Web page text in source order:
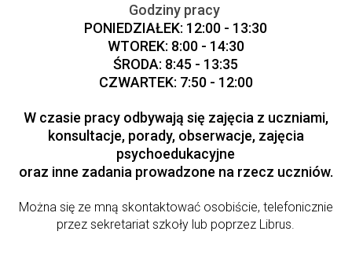
Godziny pracy
PONIEDZIAŁEK: 12:00 - 13:30
WTOREK: 8:00 - 14:30
ŚRODA: 8:45 - 13:35
CZWARTEK: 7:50 - 12:00
W czasie pracy odbywają się zajęcia z uczniami,
konsultacje, porady, obserwacje, zajęcia
psychoedukacyjne
oraz inne zadania prowadzone na rzecz uczniów.
Można się ze mną skontaktować osobiście, telefonicznie
przez sekretariat szkoły lub poprzez Librus.